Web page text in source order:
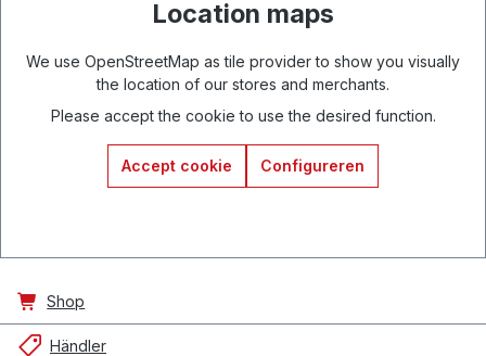
Location maps
We use OpenStreetMap as tile provider to show you visually
the location of our stores and merchants.
Please accept the cookie to use the desired function.
Accept cookie Configureren
Shop
Händler